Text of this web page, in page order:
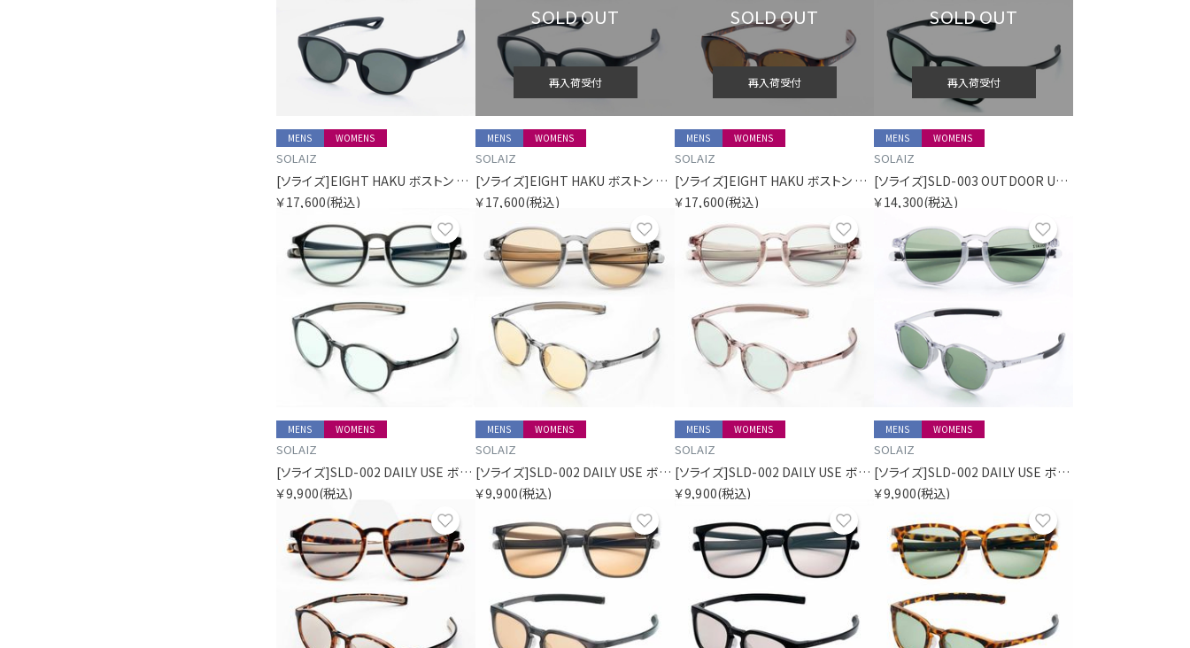
MENS WOMENS
SOLAIZ
[ソライズ]EIGHT HAKU ボストン 偏光モデル
￥17,600(税込)
SOLD OUT
再入荷受付
MENS WOMENS
SOLAIZ
[ソライズ]EIGHT HAKU ボストン 偏光モデル
￥17,600(税込)
SOLD OUT
再入荷受付
MENS WOMENS
SOLAIZ
[ソライズ]EIGHT HAKU ボストン 偏光モデル
￥17,600(税込)
SOLD OUT
再入荷受付
MENS WOMENS
SOLAIZ
[ソライズ]SLD-003 OUTDOOR USE ウェリントン 偏光モデル
￥14,300(税込)
お気に入り
MENS WOMENS
SOLAIZ
[ソライズ]SLD-002 DAILY USE ボストン
￥9,900(税込)
お気に入り
MENS WOMENS
SOLAIZ
[ソライズ]SLD-002 DAILY USE ボストン
￥9,900(税込)
お気に入り
MENS WOMENS
SOLAIZ
[ソライズ]SLD-002 DAILY USE ボストン
￥9,900(税込)
MENS WOMENS
SOLAIZ
[ソライズ]SLD-002 DAILY USE ボストン
￥9,900(税込)
お気に入り お気に入り お気に入り